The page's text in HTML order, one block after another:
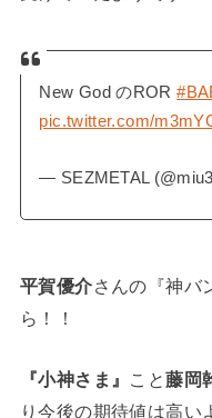
New God のROR
pic.twitter.com/
— SEZMETAL
平賀優介さんの『神バ
ら！！
『小神さま』 こと藤岡
り今後の期待値は高い